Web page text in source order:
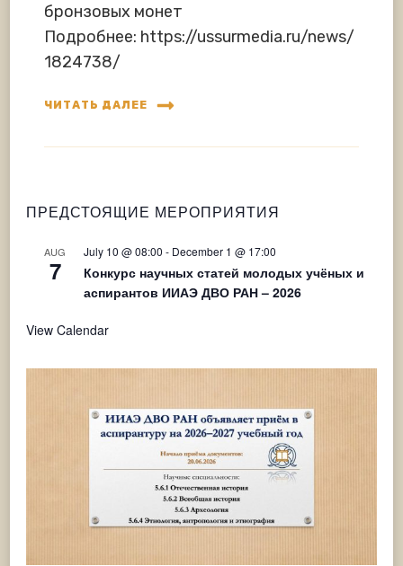
бронзовых монет
Подробнее: https://ussurmedia.ru/news/
1824738/
ЧИТАТЬ ДАЛЕЕ
ПРЕДСТОЯЩИЕ МЕРОПРИЯТИЯ
AUG
7
July 10 @ 08:00 - December 1 @ 17:00
Конкурс научных статей молодых учёных и
аспирантов ИИАЭ ДВО РАН – 2026
View Calendar